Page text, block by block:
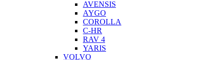
AVENSIS
AYGO
COROLLA
C-HR
RAV 4
YARIS
VOLVO